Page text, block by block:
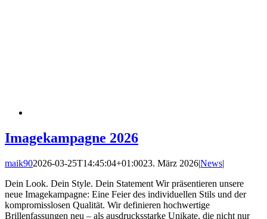
Imagekampagne 2026
maik902026-03-25T14:45:04+01:0023. März 2026|News|
Dein Look. Dein Style. Dein Statement Wir präsentieren unsere
neue Imagekampagne: Eine Feier des individuellen Stils und der
kompromisslosen Qualität. Wir definieren hochwertige
Brillenfassungen neu – als ausdrucksstarke Unikate, die nicht nur